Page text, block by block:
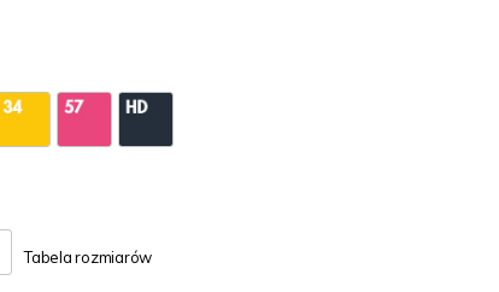
Tabela rozmiarów